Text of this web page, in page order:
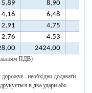
5,89 8,90
4,16 6,48
2,91 4,75
2,76 4,53
2424,00
ПДВ)
- необхідно додавати
в два удари або